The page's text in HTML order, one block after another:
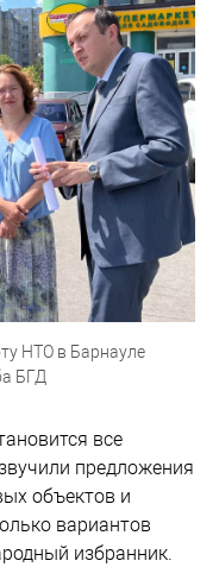
НТО в Барнауле
БГД
все
предложения
объектов и
вариантов
избранник.